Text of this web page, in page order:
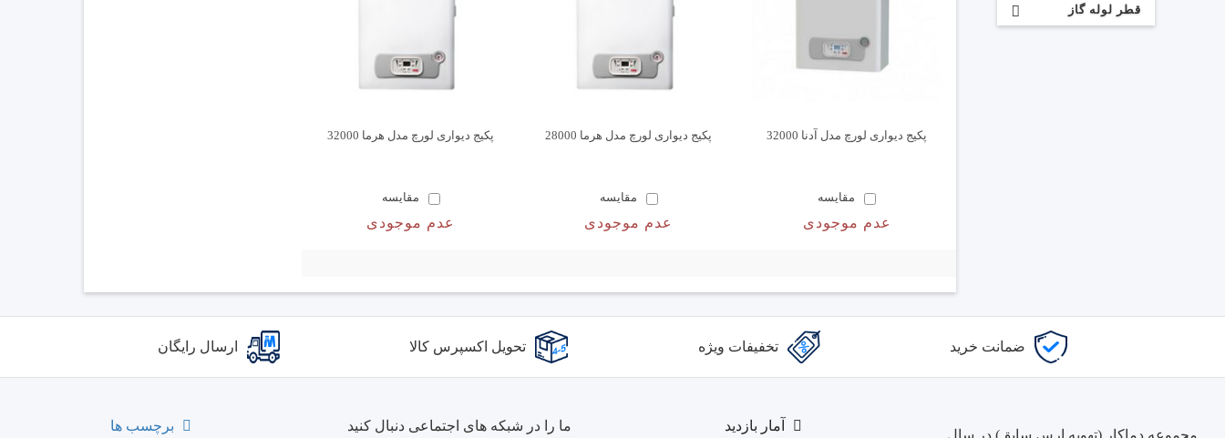
قطر لوله گاز
پکیج دیواری لورچ مدل آدنا 32000
مقایسه
عدم موجودی
پکیج دیواری لورچ مدل هرما 28000
مقایسه
عدم موجودی
پکیج دیواری لورچ مدل هرما 32000
مقایسه
عدم موجودی
ضمانت خرید تخفیفات ویژه تحویل اکسپرس کالا ارسال رایگان
مجموعه دماکار (تهویه ارس سابق) در سال
آمار بازدید ما را در شبکه های اجتماعی دنبال کنید برچسب ها